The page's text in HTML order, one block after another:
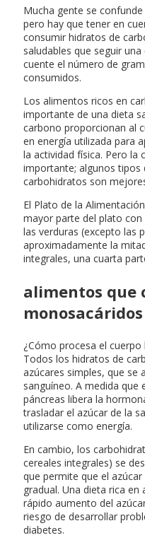
Mucha gente se
pero hay que tener en
consumir hidratos de
saludables que seguir
cuente el número de
consumidos.
Los alimentos ricos en
importante de una dieta
carbono proporcionan al
en energía utilizada para
la actividad física. Pero la
importante; algunos tipos
carbohidratos son
El Plato de la
mayor parte del plato
las verduras (excepto las
aproximadamente la
integrales, una cuarta
alimentos que
monosacáridos
¿Cómo procesa el
Todos los hidratos de
azúcares simples, que se
sanguíneo. A medida que
páncreas libera la
trasladar el azúcar de la
utilizarse como energía.
En cambio, los
cereales integrales) se
que permite que el
gradual. Una dieta rica
rápido aumento del
riesgo de desarrollar
diabetes.